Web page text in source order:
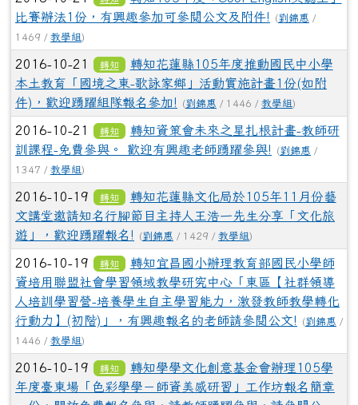
比賽辦法1份，有興趣參加可參閱公文及附件!
(劉錦惠 /
1469 / 教學組)
2016-10-21 轉知
轉知花蓮縣105年度推動國民中小學
本土教育「國境之東-歌詠家鄉」活動實施計畫1份(如附
件)，歡迎踴躍組隊報名參加!
(劉錦惠 / 1446 / 教學組)
2016-10-21 轉知
轉知資策會未來之星扎根計畫-教師研
訓課程-免費參與。 歡迎有興趣老師踴躍參與!
(劉錦惠 /
1347 / 教學組)
2016-10-19 轉知
轉知花蓮縣文化局於105年11月份藝
文講堂邀請知名行腳節目主持人王浩一先生分享「文化旅
遊」，歡迎踴躍報名!
(劉錦惠 / 1429 / 教學組)
2016-10-19 轉知
轉知宜昌國小辦理教育部國民小學師
資培用聯盟社會學習領域教學研究中心「東區【社群領導
人培訓學習營-培養學生自主學習能力，激發教師教學轉化
行動力】(初階)」，有興趣報名的老師請參閱公文!
(劉錦惠 /
1446 / 教學組)
2016-10-19 轉知
轉知學學文化創意基金會辦理105學
年度臺東場「色彩學學－師資美感研習」工作坊報名簡章